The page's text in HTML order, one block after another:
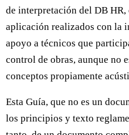
de interpretación del DB
aplicación realizados con la
apoyo a técnicos que
control de obras, aunque no
conceptos propiamente
Esta Guía, que no es un
los principios y texto